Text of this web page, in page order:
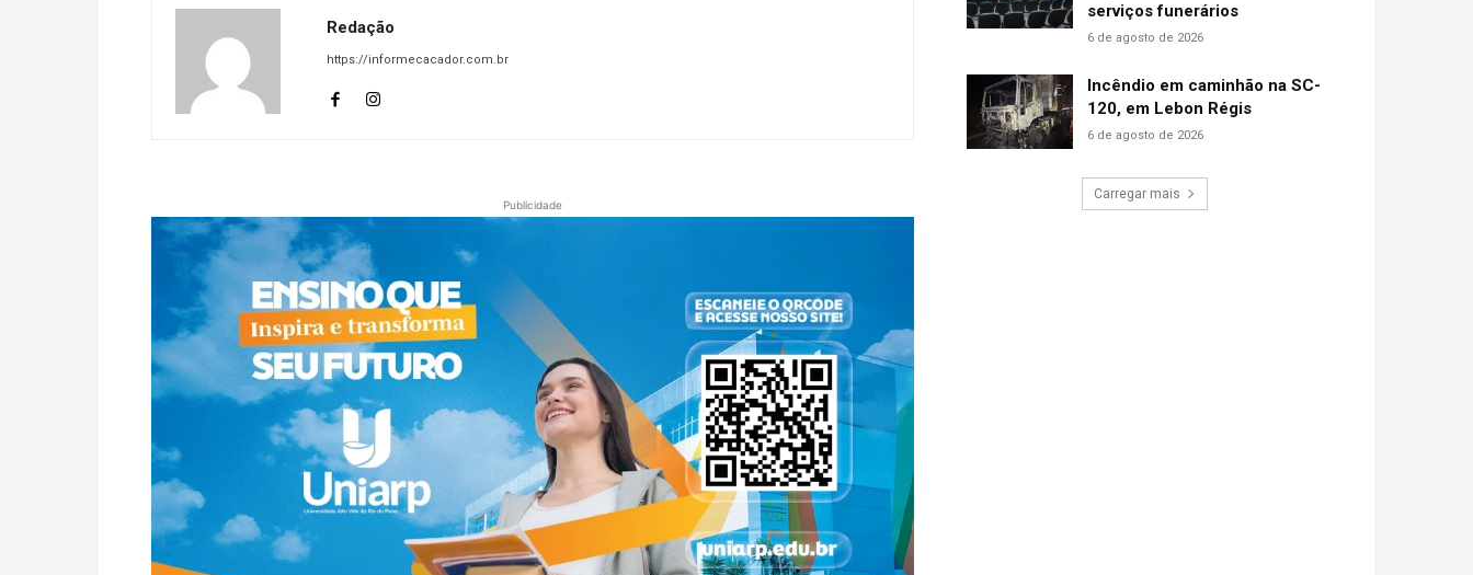
Redação
https://informecacador.com.br
Publicidade
serviços funerários
6 de agosto de 2026
Incêndio em caminhão na SC-
120, em Lebon Régis
6 de agosto de 2026
Carregar mais